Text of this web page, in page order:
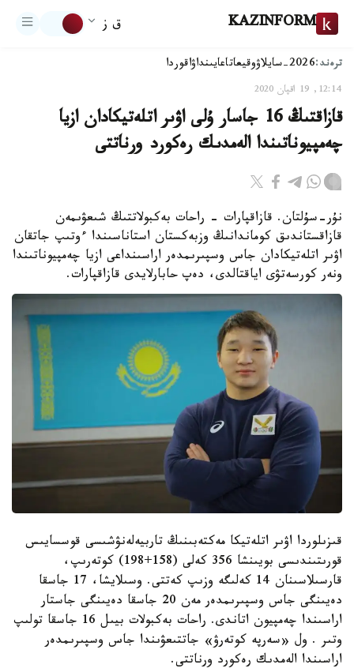
KAZINFORM ق ز
ترەند:2026-سايلاۋ وقيعاتاعايىنداۋاقوردا
12:14, 19 اقپان 2020
قازاقتىڭ 16 جاسار ۇلى اۋىر اتلەتيكادان ازيا
چەمپيوناتىندا الەمدىك رەكورد ورناتتى
نۇر-سۇلتان. قازاقپارات - راحات بەكبولاتتىڭ شىعۋىمەن
قازاقستاندىق كوماندانىڭ وزبەكستان استاناسىندا ءوتىپ جاتقان
اۋىر اتلەتيكادان جاس وسپىرىمدەر اراسىنداعى ازيا چەمپيوناتىندا
ونەر كورسەتۋى اياقتالدى، دەپ حابارلايدى قازاقپارات.
قىزىلوردا اۋىر اتلەتيكا مەكتەبىنىڭ تاربيەلەنۋشىسى قوسسايىس
قورىتىندىسى بويىنشا 356 كەلى (158+198) كوتەرىپ،
قارسىلاسىنان 14 كەلىگە وزىپ كەتتى. وسىلايشا، 17 جاسقا
دەيىنگى جاس وسپىرىمدەر مەن 20 جاسقا دەيىنگى جاستار
اراسىندا چەمپيون اتاندى. راحات بەكبولات بيىل 16 جاسقا تولىپ
وتىر . ول «سەرپە كوتەرۋ» جاتتىعۋىندا جاس وسپىرىمدەر
اراسىندا الەمدىك رەكورد ورناتتى.